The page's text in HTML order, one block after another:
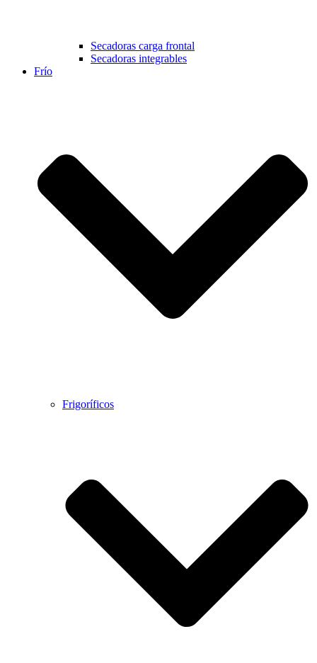
Secadoras carga frontal
Secadoras integrables
Frío
Frigoríficos